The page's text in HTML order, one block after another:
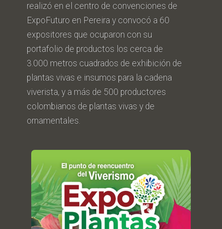
realizó en el centro de convenciones de
ExpoFuturo en Pereira y convocó a 60
expositores que ocuparon con su
portafolio de productos los cerca de
3.000 metros cuadrados de exhibición de
plantas vivas e insumos para la cadena
viverista, y a más de 500 productores
colombianos de plantas vivas y de
ornamentales.